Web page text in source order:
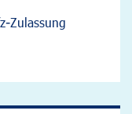
Zulassung